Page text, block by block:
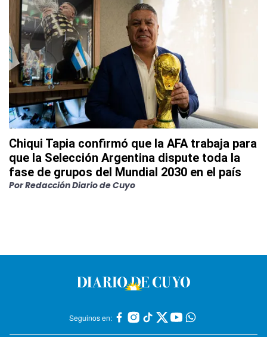
Chiqui Tapia confirmó que la AFA trabaja para
que la Selección Argentina dispute toda la
fase de grupos del Mundial 2030 en el país
PorRedacción Diario de Cuyo
Seguinos en: